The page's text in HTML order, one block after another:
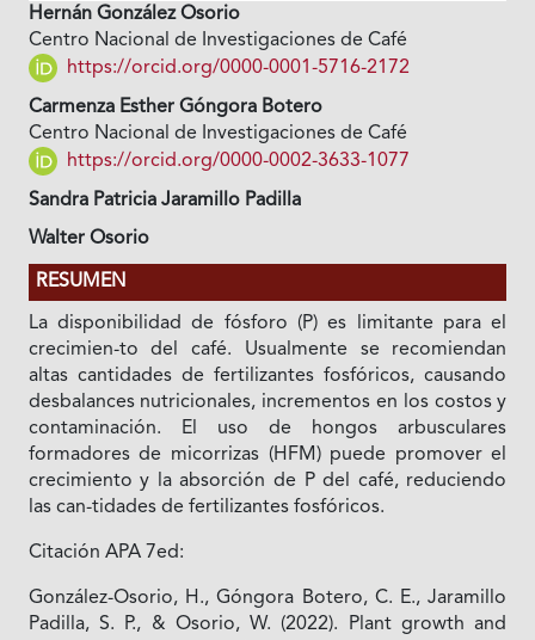
Hernán González Osorio
Centro Nacional de Investigaciones de Café
https://orcid.org/0000-0001-5716-2172
Carmenza Esther Góngora Botero
Centro Nacional de Investigaciones de Café
https://orcid.org/0000-0002-3633-1077
Sandra Patricia Jaramillo Padilla
Walter Osorio
RESUMEN
La disponibilidad de fósforo (P) es limitante para el
crecimien-to del café. Usualmente se recomiendan
altas cantidades de fertilizantes fosfóricos, causando
desbalances nutricionales, incrementos en los costos y
contaminación. El uso de hongos arbusculares
formadores de micorrizas (HFM) puede promover el
crecimiento y la absorción de P del café, reduciendo
las can-tidades de fertilizantes fosfóricos.
Citación APA 7ed:
González-Osorio, H., Góngora Botero, C. E., Jaramillo
Padilla, S. P., & Osorio, W. (2022). Plant growth and